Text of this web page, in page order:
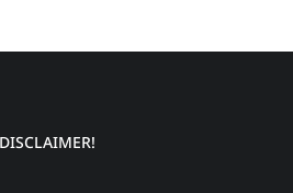
DISCLAIMER!